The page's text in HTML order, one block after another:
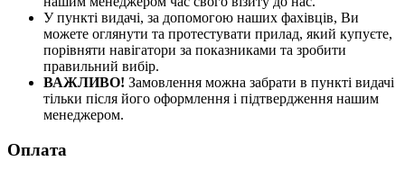
У пункті видачі, за допомогою наших фахівців, Ви
можете оглянути та протестувати прилад, який купуєте,
порівняти навігатори за показниками та зробити
правильний вибір.
ВАЖЛИВО! Замовлення можна забрати в пункті видачі
тільки після його оформлення і підтвердження нашим
менеджером.
Оплата